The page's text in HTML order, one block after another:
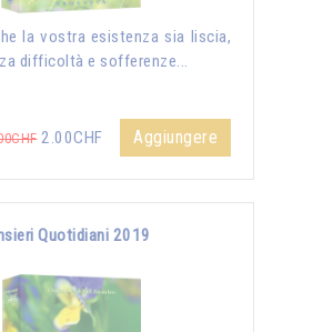
la vostra esistenza sia liscia,
difficoltà e sofferenze...
2.00CHF Aggiungere
Quotidiani 2019